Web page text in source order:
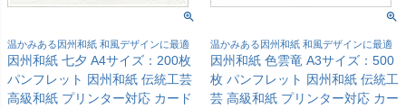
温かみある因州和紙 和風デザインに最適
因州和紙 七夕 A4サイズ：200枚
パンフレット 因州和紙 伝統工芸
高級和紙 プリンター対応 カード
温かみある因州和紙 和風デザインに最適
因州和紙 色雲竜 A3サイズ：500
枚 パンフレット 因州和紙 伝統工
芸 高級和紙 プリンター対応 カー